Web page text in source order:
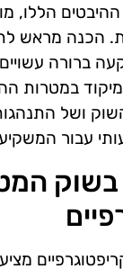
הללו,
הכנה מראש
ברורה
במטרות
ושל
עבור
בשוק